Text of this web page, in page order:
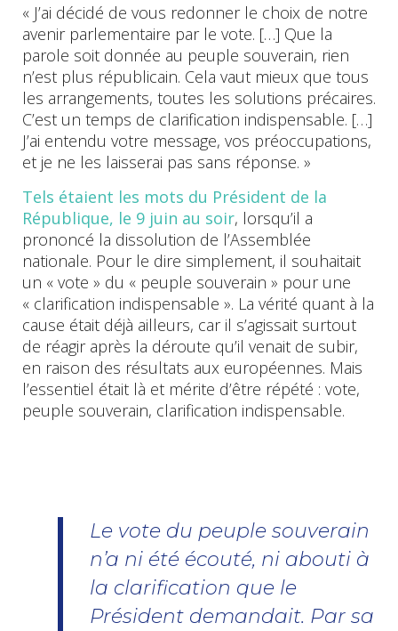
« J’ai décidé de vous redonner le choix de notre
avenir parlementaire par le vote. […] Que la
parole soit donnée au peuple souverain, rien
n’est plus républicain. Cela vaut mieux que tous
les arrangements, toutes les solutions précaires.
C’est un temps de clarification indispensable. […]
J’ai entendu votre message, vos préoccupations,
et je ne les laisserai pas sans réponse. »
Tels étaient les mots du Président de la
République, le 9 juin au soir, lorsqu’il a
prononcé la dissolution de l’Assemblée
nationale. Pour le dire simplement, il souhaitait
un « vote » du « peuple souverain » pour une
« clarification indispensable ». La vérité quant à la
cause était déjà ailleurs, car il s’agissait surtout
de réagir après la déroute qu’il venait de subir,
en raison des résultats aux européennes. Mais
l’essentiel était là et mérite d’être répété : vote,
peuple souverain, clarification indispensable.
Le vote du peuple souverain
n’a ni été écouté, ni abouti à
la clarification que le
Président demandait. Par sa